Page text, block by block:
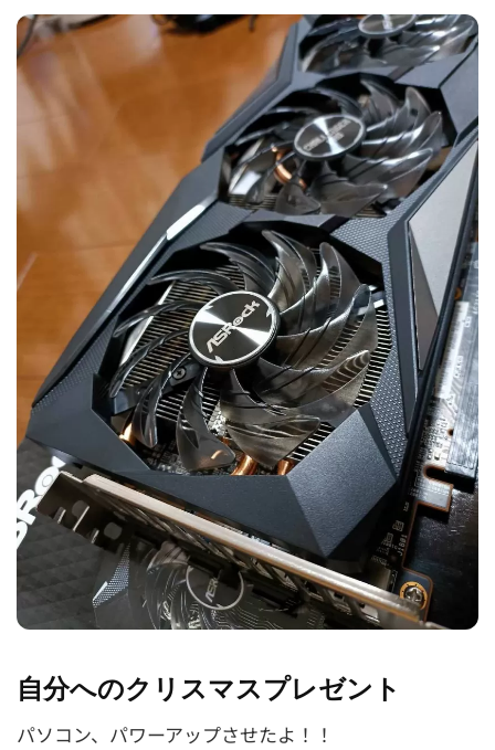
自分へのクリスマスプレゼント
パソコン、パワーアップさせたよ！！